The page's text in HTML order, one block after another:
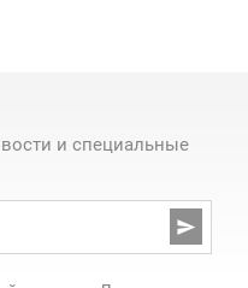
и специальные
